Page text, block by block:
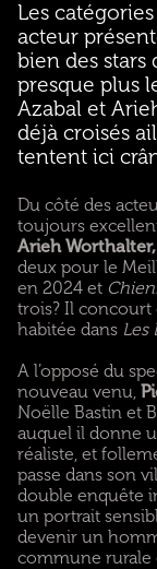
Les
acteur
bien des
presque plus
Azabal et
déjà croisés
tentent ici
Du côté des
toujours
Arieh Worthalter,
deux pour le
en 2024 et
trois? Il concourt
habitée dans Les
A l’opposé du
nouveau venu,
Noëlle Bastin et
auquel il donne
réaliste, et
passe dans son
double enquête
un portrait
devenir un
commune rurale